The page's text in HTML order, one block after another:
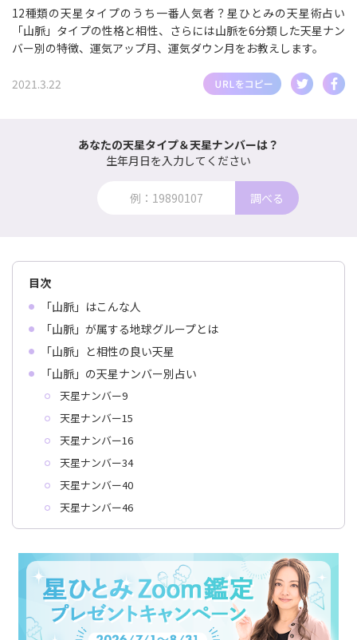
12種類の天星タイプのうち一番人気者？星ひとみの天星術占い
「山脈」タイプの性格と相性、さらには山脈を6分類した天星ナン
バー別の特徴、運気アップ月、運気ダウン月をお教えします。
2021.3.22
あなたの天星タイプ＆天星ナンバーは？
生年月日を入力してください
調べる
目次
「山脈」はこんな人
「山脈」が属する地球グループとは
「山脈」と相性の良い天星
「山脈」の天星ナンバー別占い
天星ナンバー9
天星ナンバー15
天星ナンバー16
天星ナンバー34
天星ナンバー40
天星ナンバー46